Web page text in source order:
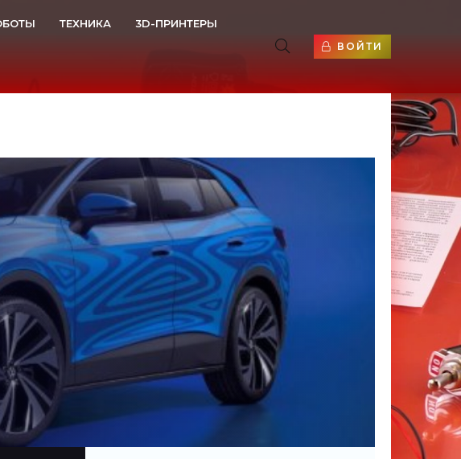
ТЕХНИКА 3D-ПРИНТЕРЫ
ВОЙТИ